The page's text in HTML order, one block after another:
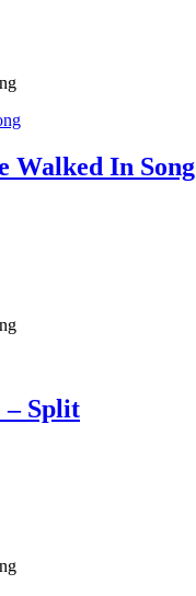
Walked In Song
– Split